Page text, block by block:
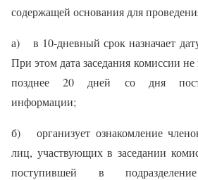
содержащей основания для
а) в 10-дневный срок назначает
При этом дата заседания комиссии
позднее 20 дней со дня
информации;
б) организует ознакомление
лиц, участвующих в заседании
поступившей в подразделение